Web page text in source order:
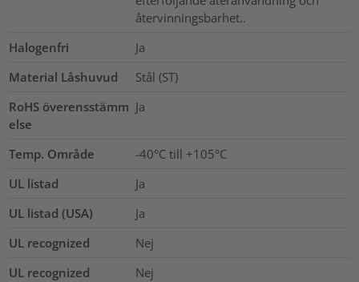
återvinningsbarhet..
Halogenfri
Ja
Material Låshuvud
Stål (ST)
RoHS överensstämm
else
Ja
Temp. Område
-40°C till +105°C
UL listad
Ja
UL listad (USA)
Ja
UL recognized
Nej
UL recognized
Nej